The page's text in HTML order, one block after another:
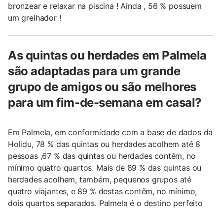
bronzear e relaxar na piscina ! Ainda , 56 % possuem
um grelhador !
As quintas ou herdades em Palmela
são adaptadas para um grande
grupo de amigos ou são melhores
para um fim-de-semana em casal?
Em Palmela, em conformidade com a base de dados da
Holidu, 78 % das quintas ou herdades acolhem até 8
pessoas ,67 % das quintas ou herdades contêm, no
mínimo quatro quartos. Mais de 89 % das quintas ou
herdades acolhem, também, pequenos grupos até
quatro viajantes, e 89 % destas contêm, no mínimo,
dois quartos separados. Palmela é o destino perfeito